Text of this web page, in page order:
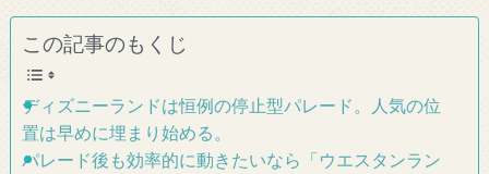
この記事のもくじ
ディズニーランドは恒例の停止型パレード。人気の位
置は早めに埋まり始める。
パレード後も効率的に動きたいなら「ウエスタンラン